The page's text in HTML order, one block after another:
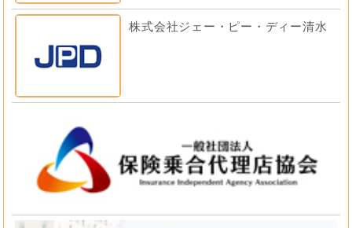
株式会社ジェー・ピー・ディー清水